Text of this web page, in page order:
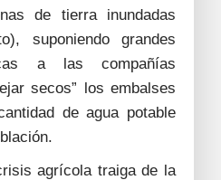
de tierra inundadas
suponiendo grandes
a las compañías
secos” los embalses
de agua potable
agrícola traiga de la